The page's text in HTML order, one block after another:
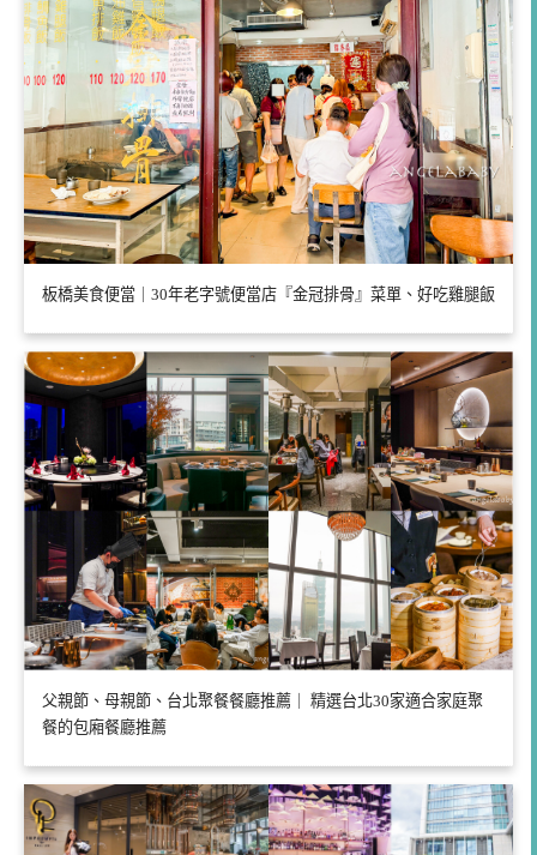
板橋美食便當｜30年老字號便當店『金冠排骨』菜單、好吃雞腿飯
父親節、母親節、台北聚餐餐廳推薦｜ 精選台北30家適合家庭聚
餐的包廂餐廳推薦